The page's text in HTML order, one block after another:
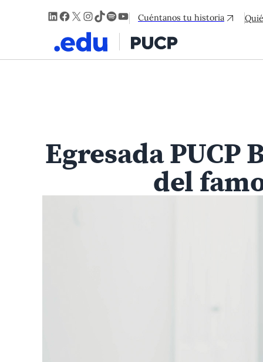
LinkedIn
Facebook
X Instagram
TikTok
Spotify
YouTube
Cuéntanos tu historia
Egresada
del